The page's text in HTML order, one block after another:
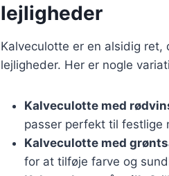
lejligheder
Kalveculotte er en alsidig
lejligheder. Her er nogle
Kalveculotte med
passer perfekt til festlige
Kalveculotte med
for at tilføje farve og